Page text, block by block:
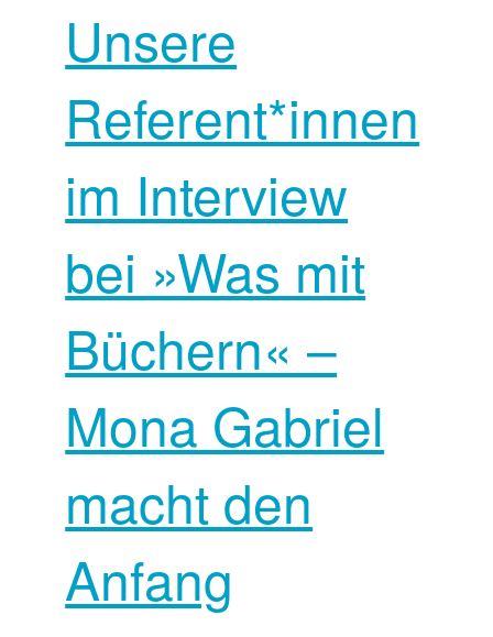
Unsere
Referent*innen
im Interview
bei »Was mit
Büchern« –
Mona Gabriel
macht den
Anfang